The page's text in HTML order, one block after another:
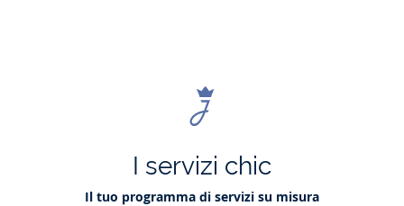
I servizi chic
Il tuo programma di servizi su misura